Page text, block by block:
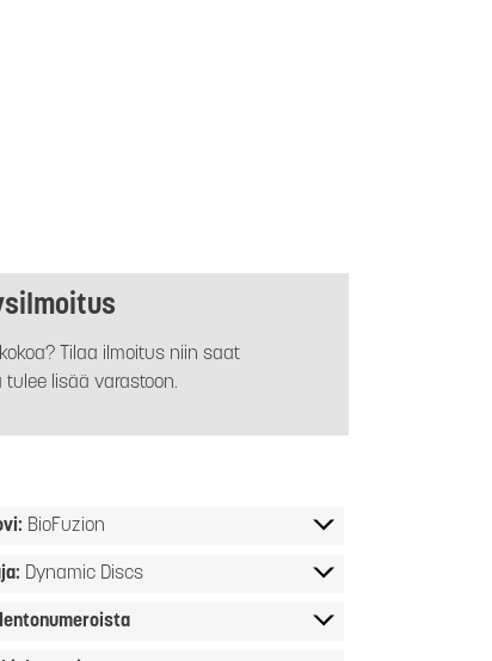
Tilaa ilmoitus niin saat
lisää varastoon.
BioFuzion
Dynamic Discs